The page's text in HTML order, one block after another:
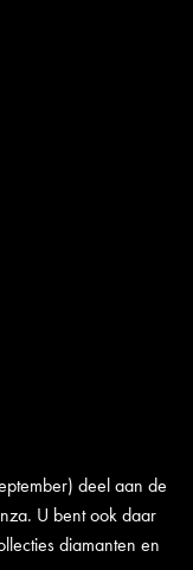
deel aan de
U bent ook daar
diamanten en